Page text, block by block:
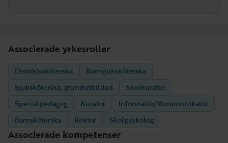
Associerade yrkesroller
Distriktssköterska
Barnsjuksköterska
Sjuksköterska, grundutbildad
Skolkurator
Specialpedagog
Kurator
Informatör/Kommunikatör
Barnsköterska
Rektor Skolpsykolog
Associerade kompetenser